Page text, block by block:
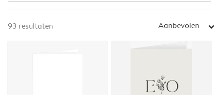
93 resultaten Aanbevolen arrow_right